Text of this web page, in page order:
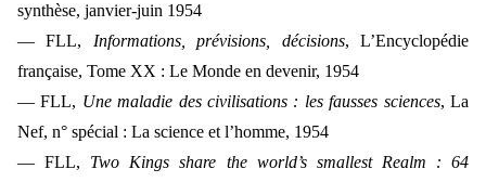
synthèse, janvier-juin 1954
— FLL, Informations, prévisions, décisions, L’Encyclopédie
française, Tome XX : Le Monde en devenir, 1954
— FLL, Une maladie des civilisations : les fausses sciences, La
Nef, n° spécial : La science et l’homme, 1954
— FLL, Two Kings share the world’s smallest Realm : 64